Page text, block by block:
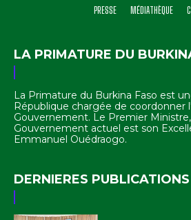
PRESSE
MÉDIATHÈQUE
LA PRIMATURE DU
La Primature du Burkina Faso est
République chargée de coordonner
Gouvernement. Le Premier
Gouvernement actuel est son
Emmanuel Ouédraogo.
DERNIERES PUBLICATIONS